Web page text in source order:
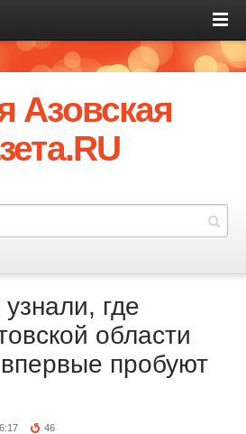
Азовская
где
области
пробуют
46